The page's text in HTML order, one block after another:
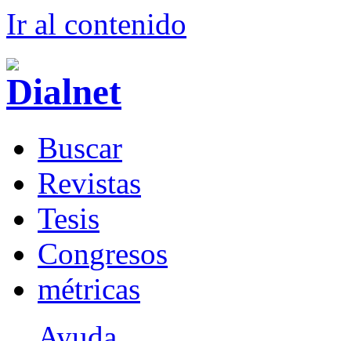
Ir al contenido
Buscar
Revistas
Tesis
Congresos
métricas